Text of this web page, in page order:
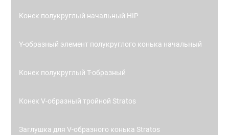
Конек полукруглый начальный HIP
Y-образный элемент полукруглого конька начальный
Конек полукруглый Т-образный
Конек V-образный тройной Stratos
Заглушка для V-образного конька Stratos